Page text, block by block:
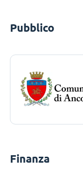
Pubblico
Finanza